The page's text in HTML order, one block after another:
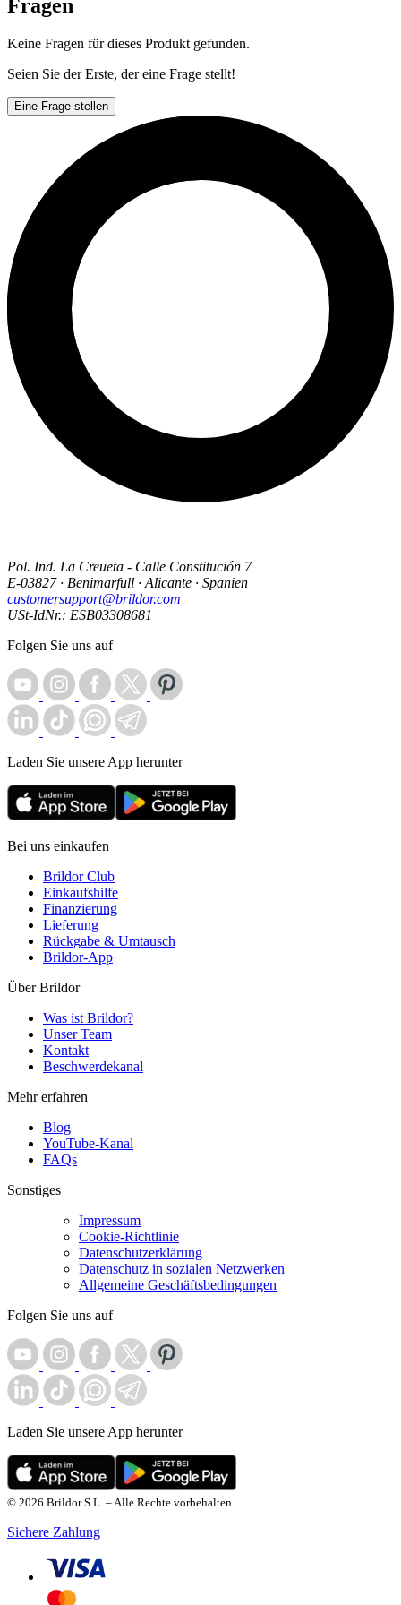
Fragen
Keine Fragen für dieses Produkt gefunden.
Seien Sie der Erste, der eine Frage stellt!
Eine Frage stellen
Pol. Ind. La Creueta - Calle Constitución 7
E-03827 · Benimarfull · Alicante · Spanien
customersupport@brildor.com
USt-IdNr.: ESB03308681
Folgen Sie uns auf
Laden Sie unsere App herunter
Bei uns einkaufen
Brildor Club
Einkaufshilfe
Finanzierung
Lieferung
Rückgabe & Umtausch
Brildor-App
Über Brildor
Was ist Brildor?
Unser Team
Kontakt
Beschwerdekanal
Mehr erfahren
Blog
YouTube-Kanal
FAQs
Sonstiges
Impressum
Cookie-Richtlinie
Datenschutzerklärung
Datenschutz in sozialen Netzwerken
Allgemeine Geschäftsbedingungen
Folgen Sie uns auf
Laden Sie unsere App herunter
© 2026 Brildor S.L. – Alle Rechte vorbehalten
Sichere Zahlung